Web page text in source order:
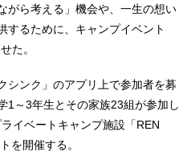
がら考える」機会や、一生の想い
するために、キャンプイベント
た。
シンク」のアプリ上で参加者を募
1～3年生とその家族23組が参加し
イベートキャンプ施設「REN
を開催する。